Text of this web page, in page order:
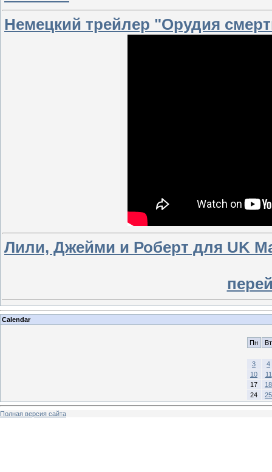
Немецкий трейлер "Орудия
Лили, Джейми и Роберт для UK
Calendar
Пн Вт
3
4
10
11
17
18
24
25
Полная версия сайта